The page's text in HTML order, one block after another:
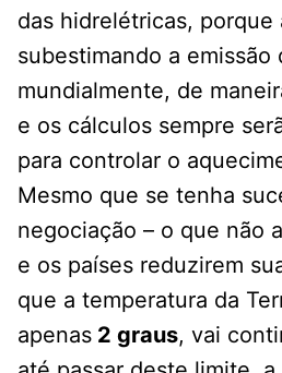
das hidrelétricas, porque
subestimando a emissão
mundialmente, de
e os cálculos sempre
para controlar o
Mesmo que se tenha
negociação – o que não
e os países reduzirem
que a temperatura da
apenas 2 graus, vai